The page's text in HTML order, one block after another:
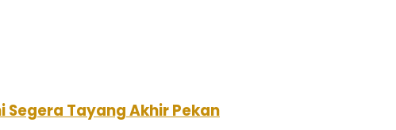
Segera Tayang Akhir Pekan